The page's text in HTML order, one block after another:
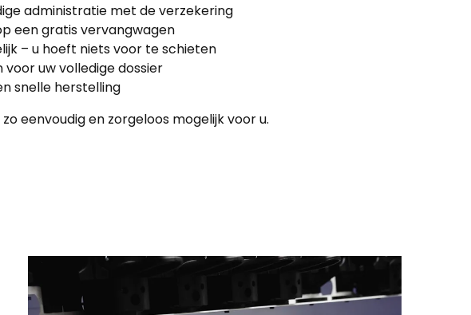
administratie met de verzekering
een gratis vervangwagen
– u hoeft niets voor te schieten
uw volledige dossier
snelle herstelling
eenvoudig en zorgeloos mogelijk voor u.